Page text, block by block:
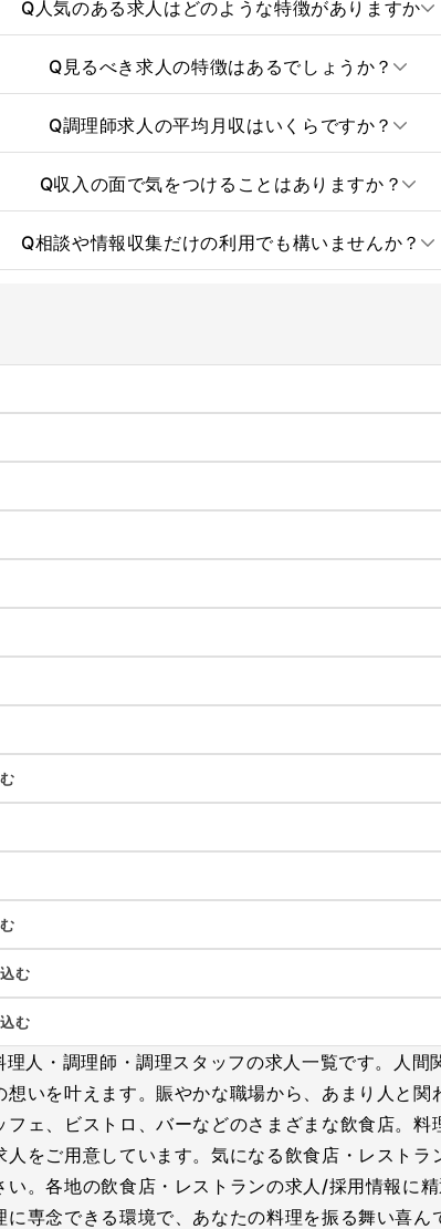
Q人気のある求人はどのような特徴がありますか
Q 見るべき求人の特徴はあるでしょうか？
Q調理師求人の平均月収はいくらですか？
Q収入の面で気をつけることはありますか？
Q相談や情報収集だけの利用でも構いませんか？
む
む
人・調理師・調理スタッフの求人一覧です。人間
いを叶えます。賑やかな職場から、あまり人と
ェ、ビストロ、バーなどのさまざまな飲食店。
をご用意しています。気になる飲食店・レスト
い。各地の飲食店・レストランの求人/採用情報に
専念できる環境で、あなたの料理を振る舞い喜